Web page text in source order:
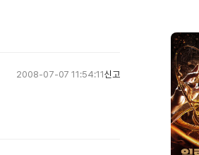
2008-07-07 11:54:11신고